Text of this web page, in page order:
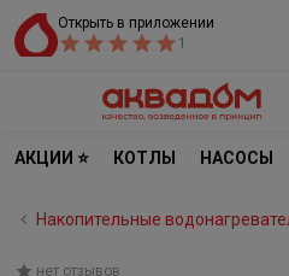
Открыть в приложении
1
АКЦИИ ⭐ КОТЛЫ НАСОСЫ
Накопительные
нет отзывов